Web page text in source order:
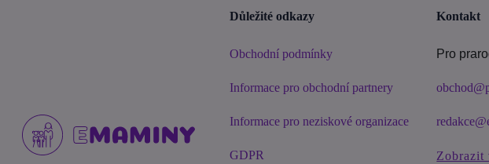
Důležité odkazy
Obchodní podmínky
Informace pro obchodní partnery
Informace pro neziskové organizace
GDPR
Kontakt
Pro
Zobrazit